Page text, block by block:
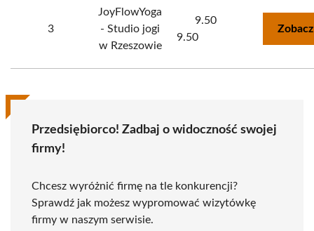
3
JoyFlowYoga
- Studio jogi
w Rzeszowie
9.50
9.50
Przedsiębiorco! Zadbaj o widoczność swojej
firmy!
Chcesz wyróżnić firmę na tle konkurencji?
Sprawdź jak możesz wypromować wizytówkę
firmy w naszym serwisie.